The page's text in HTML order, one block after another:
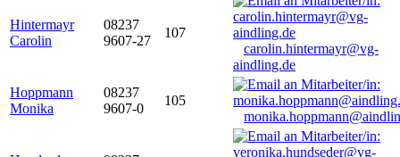
Hintermayr
Carolin
08237
9607-27
107
carolin.hintermayr@vg-
aindling.de
Hoppmann
Monika
08237
9607-0
105